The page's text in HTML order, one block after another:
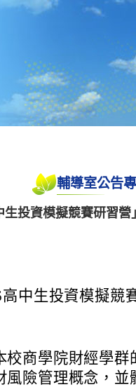
輔導室公告
投資模擬競賽研習營
中生投資模擬競
校商學院財經學
風險管理概念，並